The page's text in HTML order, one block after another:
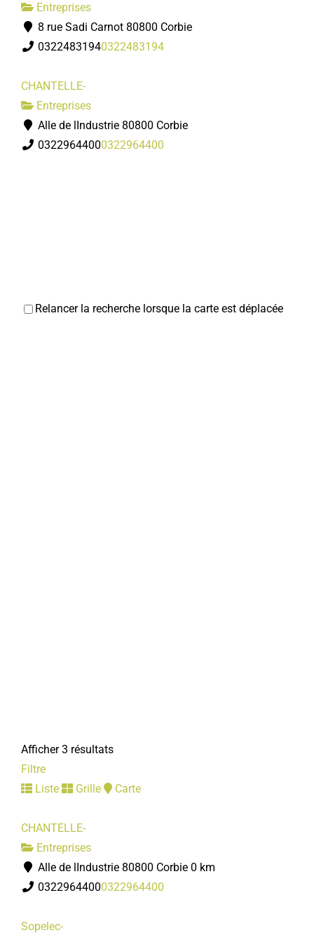
Entreprises
8 rue Sadi Carnot 80800 Corbie
03224831940322483194
CHANTELLE-
Entreprises
Alle de lIndustrie 80800 Corbie
03229644000322964400
Relancer la recherche lorsque la carte est déplacée
Afficher 3 résultats
Filtre
Liste
Grille Carte
CHANTELLE-
Entreprises
Alle de lIndustrie 80800 Corbie 0 km
03229644000322964400
Sopelec-